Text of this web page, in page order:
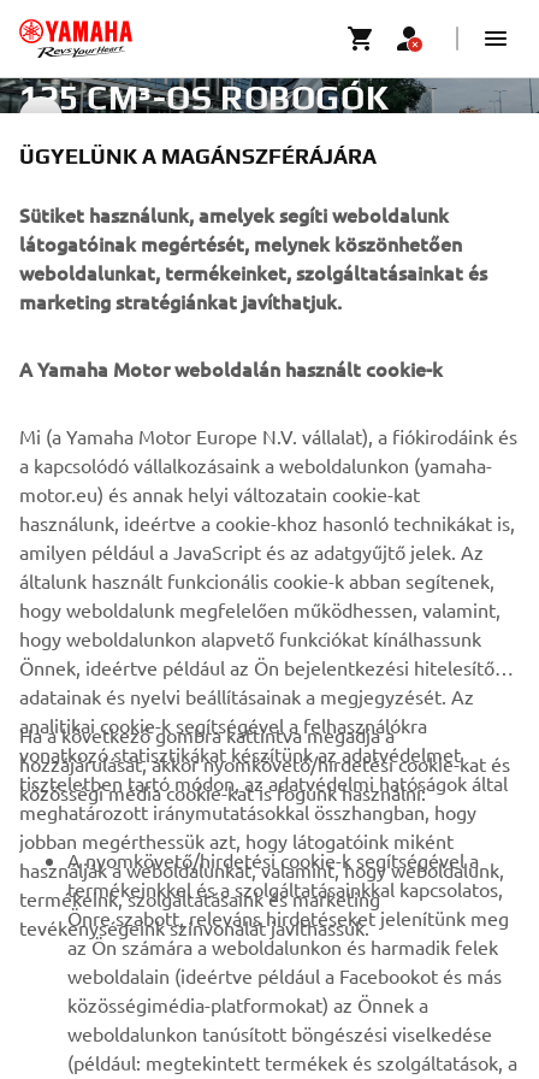
125 CM³
125 CM³-OS ROBOGÓK
VÁLLALATI
B2B
HÍRLEVÉL
Legyél az elsők között, aki a legújabb ajánlatokról, különleges
eseményekről, újdonságokról stb. értesül.
ELŐFIZETÉS
Olvassa el Adatvédelmi szabályzatunkat, hogy megtudja, hogyan
kezeljük személyes adatait:Adatvédelmi Szabályzat
Hungary (Hungarian)
© Copyright - 2026 Yamaha Motor Europe N.V. - All Rights
Reserved
ÜGYELÜNK A MAGÁNSZFÉRÁJÁRA
Sütiket használunk, amelyek segíti weboldalunk
látogatóinak megértését, melynek köszönhetően
weboldalunkat, termékeinket, szolgáltatásainkat és
marketing stratégiánkat javíthatjuk.
A Yamaha Motor weboldalán használt cookie-k
Mi (a Yamaha Motor Europe N.V. vállalat), a fiókirodáink és
a kapcsolódó vállalkozásaink a weboldalunkon (yamaha-
motor.eu) és annak helyi változatain cookie-kat
használunk, ideértve a cookie-khoz hasonló technikákat is,
amilyen például a JavaScript és az adatgyűjtő jelek. Az
általunk használt funkcionális cookie-k abban segítenek,
hogy weboldalunk megfelelően működhessen, valamint,
hogy weboldalunkon alapvető funkciókat kínálhassunk
Önnek, ideértve például az Ön bejelentkezési hitelesítő
adatainak és nyelvi beállításainak a megjegyzését. Az
analitikai cookie-k segítségével a felhasználókra
vonatkozó statisztikákat készítünk az adatvédelmet
tiszteletben tartó módon, az adatvédelmi hatóságok által
meghatározott iránymutatásokkal összhangban, hogy
jobban megérthessük azt, hogy látogatóink miként
használják a weboldalunkat, valamint, hogy weboldalunk,
termékeink, szolgáltatásaink és marketing
tevékenységeink színvonalát javíthassuk.
Ha a következő gombra kattintva megadja a
hozzájárulását, akkor nyomkövető/hirdetési cookie-kat és
közösségi média cookie-kat is fogunk használni:
A nyomkövető/hirdetési cookie-k segítségével a
termékeinkkel és a szolgáltatásainkkal kapcsolatos,
Önre szabott, releváns hirdetéseket jelenítünk meg
az Ön számára a weboldalunkon és harmadik felek
weboldalain (ideértve például a Facebookot és más
közösségimédia-platformokat) az Önnek a
weboldalunkon tanúsított böngészési viselkedése
(például: megtekintett termékek és szolgáltatások, a